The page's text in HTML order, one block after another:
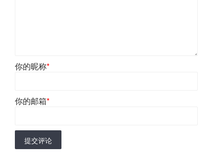
你的昵称*
你的邮箱*
提交评论